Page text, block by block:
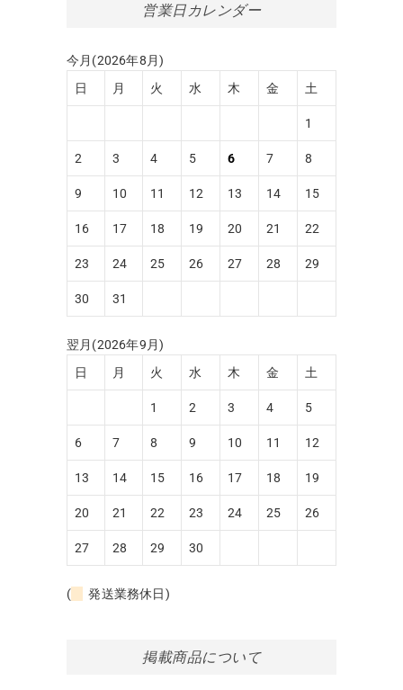
営業日カレンダー
今月(2026年8月)
日
月 火 水 木 金 土
1
2 3 4 5 6 7 8
9 10 11 12 13 14 15
16 17 18 19 20 21 22
23 24 25 26 27 28 29
30 31
翌月(2026年9月)
日
月 火 水 木 金 土
1 2 3 4 5
6 7 8 9 10 11 12
13 14 15 16 17 18 19
20 21 22 23 24 25 26
27 28 29 30
( 発送業務休日)
掲載商品について